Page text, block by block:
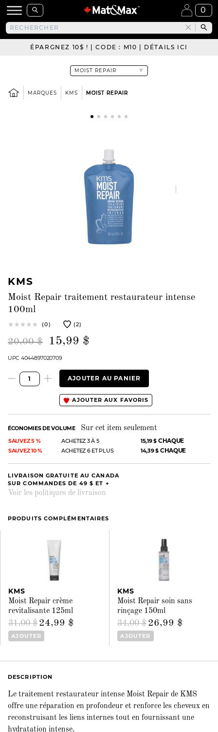
0
ÉPARGNEZ 10$ ! | CODE : M10 | DÉTAILS ICI
MARQUES KMS MOIST REPAIR
KMS
Moist Repair traitement restaurateur intense
100ml
(0) (2)
20,00 $ 15,99 $
UPC 4044897020709
AJOUTER AU PANIER
AJOUTER AUX FAVORIS
ÉCONOMIES DE VOLUME Sur cet item seulement
SAUVEZ 5 % ACHETEZ 3 À 5 15,19 $ CHAQUE
SAUVEZ 10 % ACHETEZ 6 ET PLUS 14,39 $ CHAQUE
LIVRAISON GRATUITE AU CANADA
SUR COMMANDES DE 49 $ ET +
Voir les politiques de livraison
PRODUITS COMPLÉMENTAIRES
KMS
Moist Repair crème
revitalisante 125ml
31,00 $ 24,99 $
AJOUTER
KMS
Moist Repair soin sans
rinçage 150ml
34,00 $ 26,99 $
AJOUTER
DESCRIPTION
Le traitement restaurateur intense Moist Repair de KMS
offre une réparation en profondeur et renforce les cheveux en
reconstruisant les liens internes tout en fournissant une
hydratation intense.